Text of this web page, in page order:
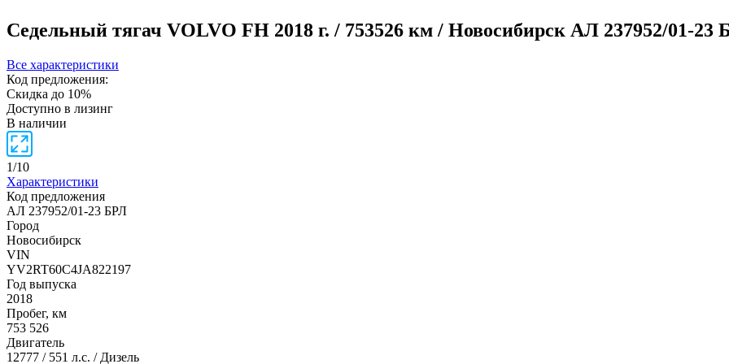
Седельный тягач VOLVO FH 2018 г. / 753526 км / Новосибирск АЛ 237952/01-23
Все характеристики
Код предложения:
Скидка до 10%
Доступно в лизинг
В наличии
1/10
Характеристики
Код предложения
АЛ 237952/01-23 БРЛ
Город
Новосибирск
VIN
YV2RT60C4JA822197
Год выпуска
2018
Пробег, км
753 526
Двигатель
12777 / 551 л.с. / Дизель